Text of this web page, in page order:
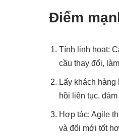
Điểm
Tính linh hoạt:
cầu thay đổi,
Lấy khách
hồi liên tục,
Hợp tác: Agile
và đổi mới tốt